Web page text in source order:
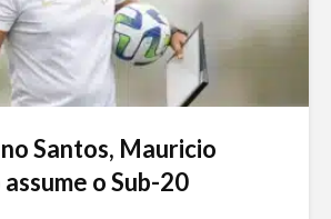
Santos, Mauricio
o Sub-20